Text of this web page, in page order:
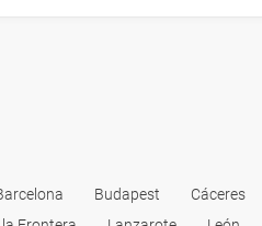
Budapest Cáceres